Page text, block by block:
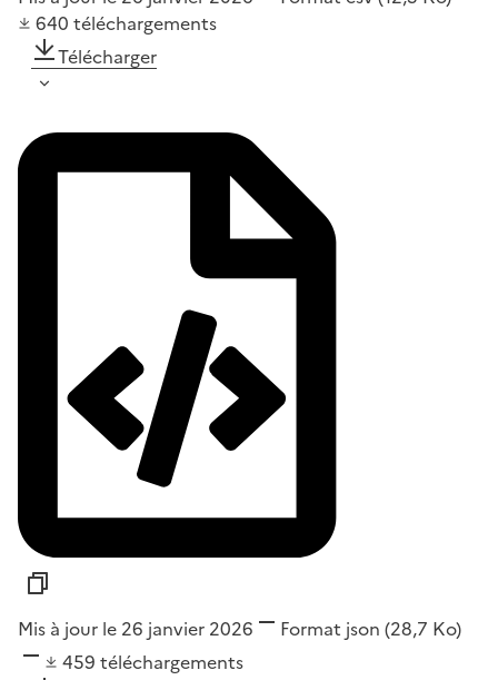
640 téléchargements
Télécharger
Mis à jour le 26 janvier 2026 Format json (28,7 Ko)
459 téléchargements